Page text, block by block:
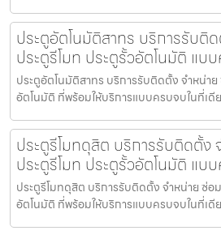
ประตูอัตโนมัติสาทร บริการรับติ
ประตูรีโมท ประตูรั้วอัตโนมัติ แบ
ประตูอัตโนมัติสาทร บริการรับติดตั้ง จำหน่า
อัตโนมัติ ที่พร้อมให้บริการแบบครบจบในที่เดี
ประตูรีโมทดุสิต บริการรับติดตั้ง
ประตูรีโมท ประตูรั้วอัตโนมัติ แบ
ประตูรีโมทดุสิต บริการรับติดตั้ง จำหน่าย ซ่อ
อัตโนมัติ ที่พร้อมให้บริการแบบครบจบในที่เดี